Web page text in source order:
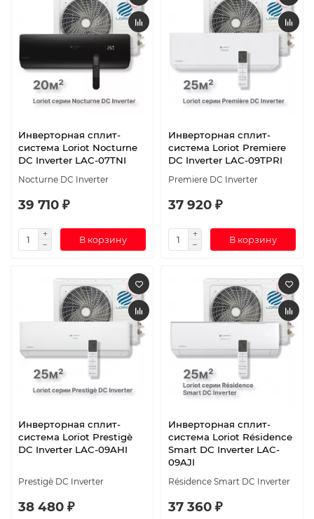
Инверторная сплит-
система Loriot Nocturne
DC Inverter LAC-07TNI
Nocturne DC Inverter
39 710 ₽
В корзину
Инверторная сплит-
система Loriot Premiere
DC Inverter LAC-09TPRI
Premiere DC Inverter
37 920 ₽
В корзину
Инверторная сплит-
система Loriot Prestigè
DC Inverter LAC-09AHI
Prestigè DC Inverter
38 480 ₽
Инверторная сплит-
система Loriot Résidence
Smart DC Inverter LAC-
09AJI
Résidence Smart DC Inverter
37 360 ₽